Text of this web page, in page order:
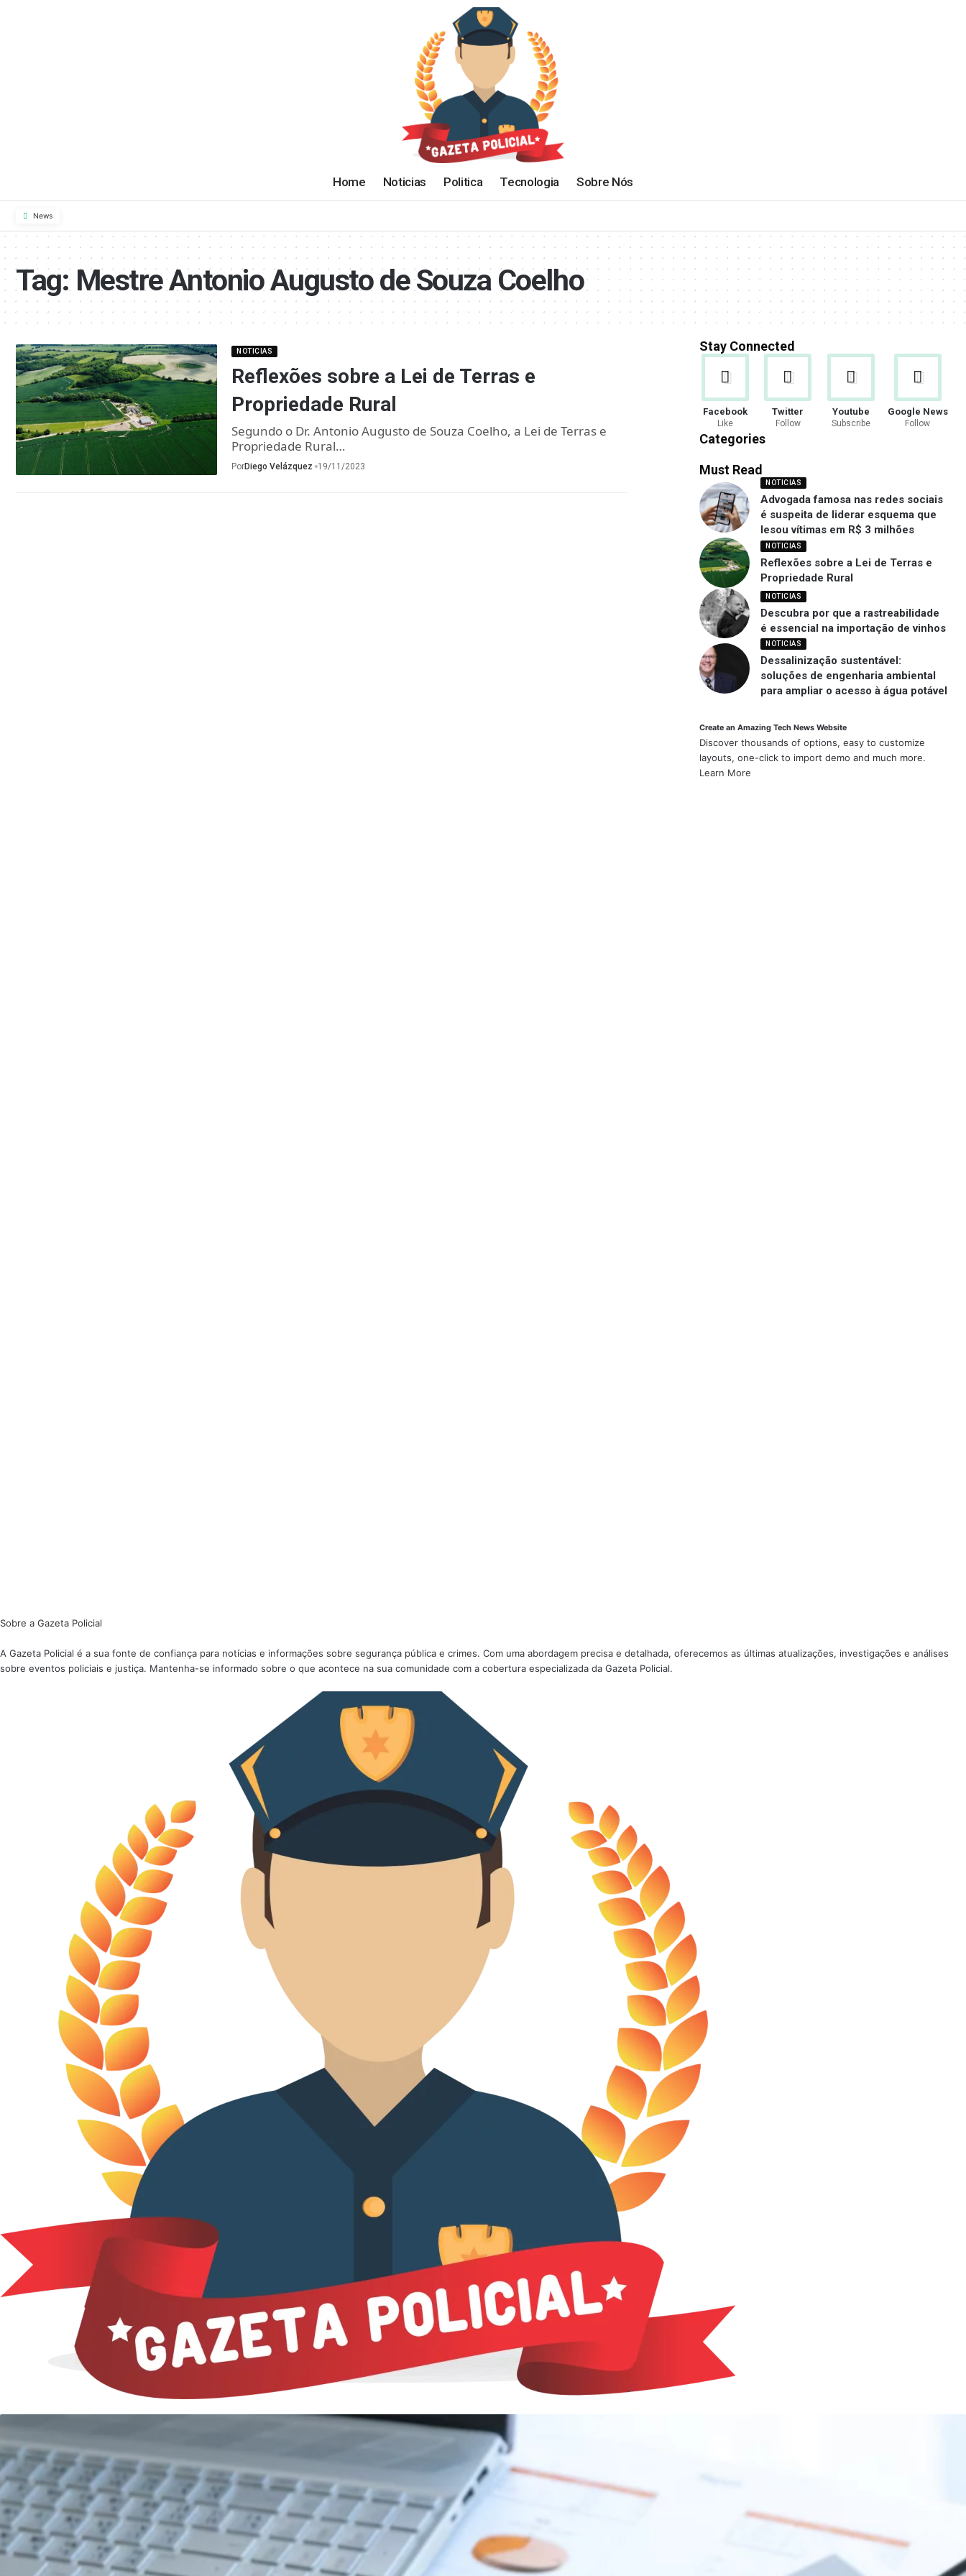
Home Noticias Politica Tecnologia Sobre Nós
News
Tag: Mestre Antonio Augusto de Souza Coelho
NOTICIAS
Reflexões sobre a Lei de Terras e
Propriedade Rural
Segundo o Dr. Antonio Augusto de Souza Coelho, a Lei de Terras e
Propriedade Rural…
PorDiego Velázquez 19/11/2023
Stay Connected
Facebook
Like
Twitter
Follow
Youtube
Subscribe
Google News
Follow
Categories
Must Read
NOTICIAS
Advogada famosa nas redes sociais
é suspeita de liderar esquema que
lesou vítimas em R$ 3 milhões
NOTICIAS
Reflexões sobre a Lei de Terras e
Propriedade Rural
NOTICIAS
Descubra por que a rastreabilidade
é essencial na importação de vinhos
NOTICIAS
Dessalinização sustentável:
soluções de engenharia ambiental
para ampliar o acesso à água potável
Create an Amazing Tech News Website
Discover thousands of options, easy to customize
layouts, one-click to import demo and much more.
Learn More
Sobre a Gazeta Policial
A Gazeta Policial é a sua fonte de confiança para notícias e informações sobre segurança pública e crimes. Com uma abordagem precisa e detalhada, oferecemos as últimas atualizações, investigações e análises
sobre eventos policiais e justiça. Mantenha-se informado sobre o que acontece na sua comunidade com a cobertura especializada da Gazeta Policial.